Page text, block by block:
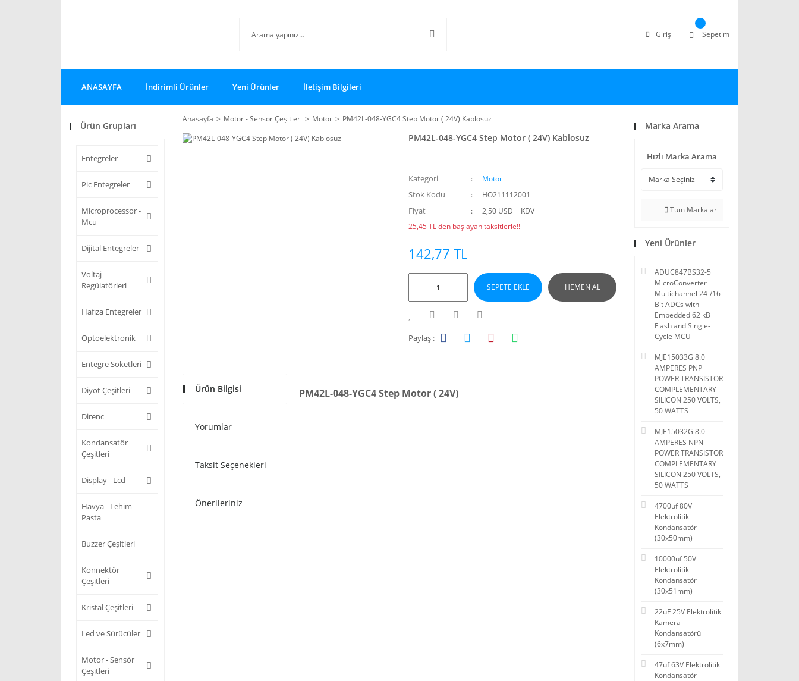
Giriş Sepetim
ANASAYFA İndirimli Ürünler Yeni Ürünler İletişim Bilgileri
Ürün Grupları
Entegreler
Pic Entegreler
Microprocessor -
Mcu
Dijital Entegreler
Voltaj
Regülatörleri
Hafıza Entegreler
Optoelektronik
Entegre Soketleri
Diyot Çeşitleri
Direnc
Kondansatör
Çeşitleri
Display - Lcd
Havya - Lehim -
Pasta
Buzzer Çeşitleri
Konnektör
Çeşitleri
Kristal Çeşitleri
Led ve Sürücüler
Motor - Sensör
Çeşitleri
Anasayfa Motor - Sensör Çeşitleri Motor PM42L-048-YGC4 Step Motor ( 24V) Kablosuz
PM42L-048-YGC4 Step Motor ( 24V) Kablosuz
Kategori Motor
Stok Kodu HO211112001
Fiyat
2,50 USD + KDV
25,45 TL den başlayan taksitlerle!!
142,77 TL
SEPETE EKLE HEMEN AL
Paylaş :
Ürün Bilgisi
Yorumlar
Taksit Seçenekleri
Önerileriniz
PM42L-048-YGC4 Step Motor ( 24V)
Marka Arama
Hızlı Marka Arama
Tüm Markalar
Yeni Ürünler
ADUC847BS32-5
MicroConverter
Multichannel 24-/16-
Bit ADCs with
Embedded 62 kB
Flash and Single-
Cycle MCU
MJE15033G 8.0
AMPERES PNP
POWER TRANSISTOR
COMPLEMENTARY
SILICON 250 VOLTS,
50 WATTS
MJE15032G 8.0
AMPERES NPN
POWER TRANSISTOR
COMPLEMENTARY
SILICON 250 VOLTS,
50 WATTS
4700uf 80V
Elektrolitik
Kondansatör
(30x50mm)
10000uf 50V
Elektrolitik
Kondansatör
(30x51mm)
22uF 25V Elektrolitik
Kamera
Kondansatörü
(6x7mm)
47uf 63V Elektrolitik
Kondansatör